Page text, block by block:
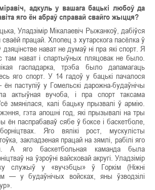
адкуль у вашага бацькі любоў да
яго ён абраў справай свайго жыцця?
Уладзімір Мікалаевіч Рыжанкоў, дабіўся
працай. Хлопец з хутарскога пасёлка ў
нават не думаў ні пра які спорт. Я
нават і спартыўных пляцовак не было.
гаспадарка, трэба было дапамагаць
яго спорт. У 14 гадоў у бацькі пачалося
паступіў у Гомельскі дарожна-будаўнічы
актыўная вучоба, і пра спорт таксама
змянілася, калі бацьку прызвалі ў армію.
гэта апошні год, які прызывалі на тры
ён паспрабаваў сябе ў боксе і баскетболе,
Яго вялікі рост, мускулісты
закладзеная працай на зямлі, рабілі яго
А яго баскетбольная каманда была
на ўзроўні вайсковай акругі. Уладзімір
служыў у «вучэбцы» ў Горкім (Ніжні
— у будаўнічых войсках, яны ўзводзілі